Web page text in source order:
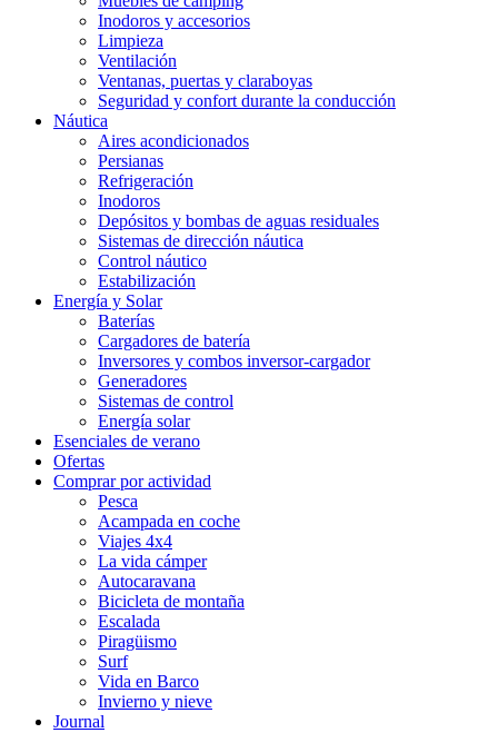
Inodoros y accesorios
Limpieza
Ventilación
Ventanas, puertas y claraboyas
Seguridad y confort durante la conducción
Náutica
Aires acondicionados
Persianas
Refrigeración
Inodoros
Depósitos y bombas de aguas residuales
Sistemas de dirección náutica
Control náutico
Estabilización
Energía y Solar
Baterías
Cargadores de batería
Inversores y combos inversor-cargador
Generadores
Sistemas de control
Energía solar
Esenciales de verano
Ofertas
Comprar por actividad
Pesca
Acampada en coche
Viajes 4x4
La vida cámper
Autocaravana
Bicicleta de montaña
Escalada
Piragüismo
Surf
Vida en Barco
Invierno y nieve
Journal